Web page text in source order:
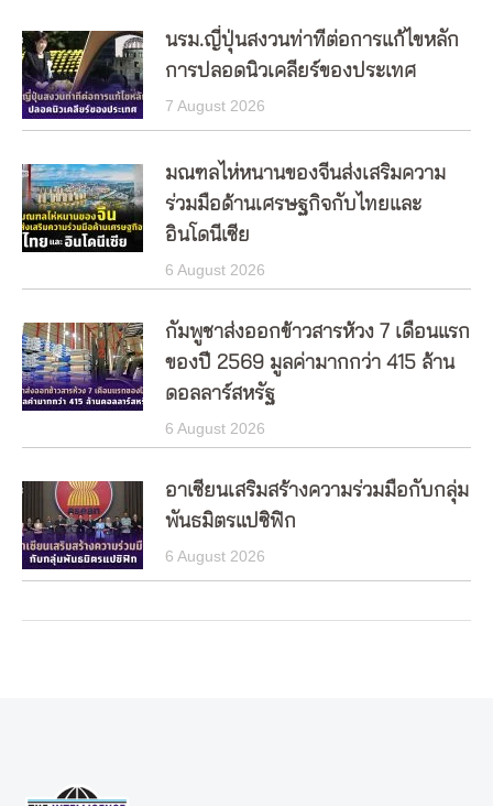
นรม.ญี่ปุ่นสงวนท่าทีต่อการแก้ไขหลัก
การปลอดนิวเคลียร์ของประเทศ
7 August 2026
มณฑลไห่หนานของจีนส่งเสริมความ
ร่วมมือด้านเศรษฐกิจกับไทยและ
อินโดนีเซีย
6 August 2026
กัมพูชาส่งออกข้าวสารห้วง 7 เดือนแรก
ของปี 2569 มูลค่ามากกว่า 415 ล้าน
ดอลลาร์สหรัฐ
6 August 2026
อาเซียนเสริมสร้างความร่วมมือกับกลุ่ม
พันธมิตรแปซิฟิก
6 August 2026